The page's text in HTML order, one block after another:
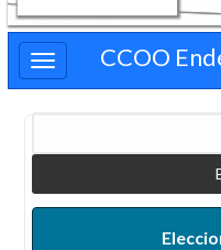
CCOO